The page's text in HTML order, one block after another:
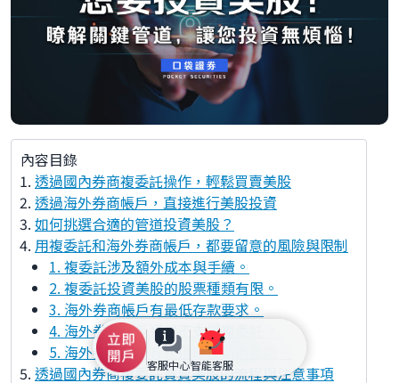
客服中心智能客服
內容目錄
透過國內券商複委託操作，輕鬆買賣美股
透過海外券商帳戶，直接進行美股投資
如何挑選合適的管道投資美股？
用複委託和海外券商帳戶，都要留意的風險與限制
1. 複委託涉及額外成本與手續。
2. 複委託投資美股的股票種類有限。
3. 海外券商帳戶有最低存款要求。
4. 海外券商帳戶通常不支援複委託。
5. 海外券商帳戶存在匯率波動的風險。
透過國內券商複委託買賣美股的流程與注意事項